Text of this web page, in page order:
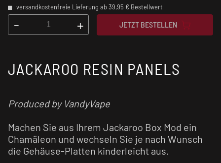
versandkostenfreie Lieferung ab 39,95 € Bestellwert
- + JETZT BESTELLEN
JACKAROO RESIN PANELS
Produced by VandyVape
Machen Sie aus Ihrem Jackaroo Box Mod ein
Chamäleon und wechseln Sie je nach Wunsch
die Gehäuse-Platten kinderleicht aus.